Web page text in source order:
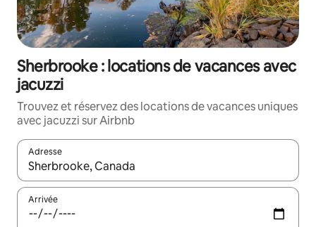
Sherbrooke : locations de vacances avec
jacuzzi
Trouvez et réservez des locations de vacances uniques
avec jacuzzi sur Airbnb
Adresse
Lorsque les résultats s'affichent, utilisez les flèches vers le
Arrivée